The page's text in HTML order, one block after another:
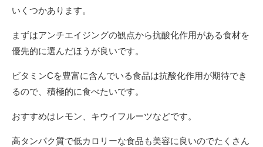
いくつかあります。
まずはアンチエイジングの観点から抗酸化作用がある食材を
優先的に選んだほうが良いです。
ビタミンCを豊富に含んでいる食品は抗酸化作用が期待でき
るので、積極的に食べたいです。
おすすめはレモン、キウイフルーツなどです。
高タンパク質で低カロリーな食品も美容に良いのでたくさん